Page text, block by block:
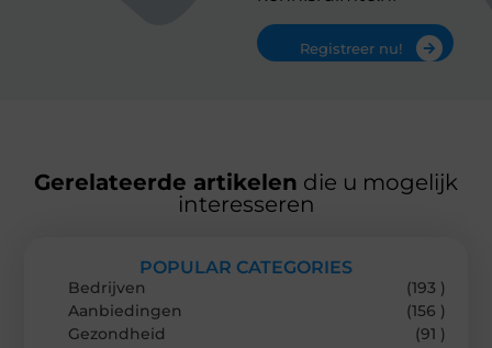
Registreer nu!
Gerelateerde artikelen die u mogelijk
interesseren
POPULAR CATEGORIES
Bedrijven
(193 )
Aanbiedingen
(156 )
Gezondheid
(91 )